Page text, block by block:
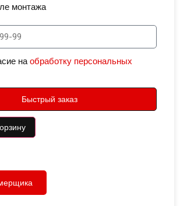
монтажа
наобработку персональных
Быстрый заказ